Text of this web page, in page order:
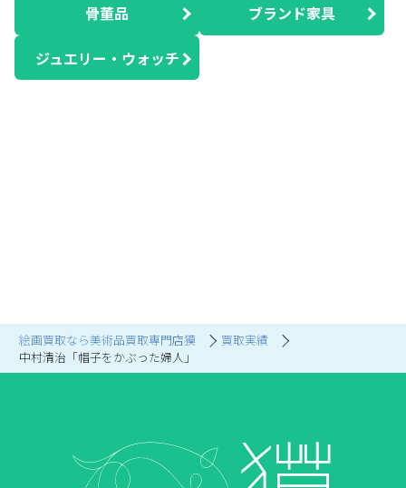
絵画買取なら美術品買取専門店獏
買取実績
中村清治「帽子をかぶった婦人」
骨董品 ブランド家具
ジュエリー・ウォッチ